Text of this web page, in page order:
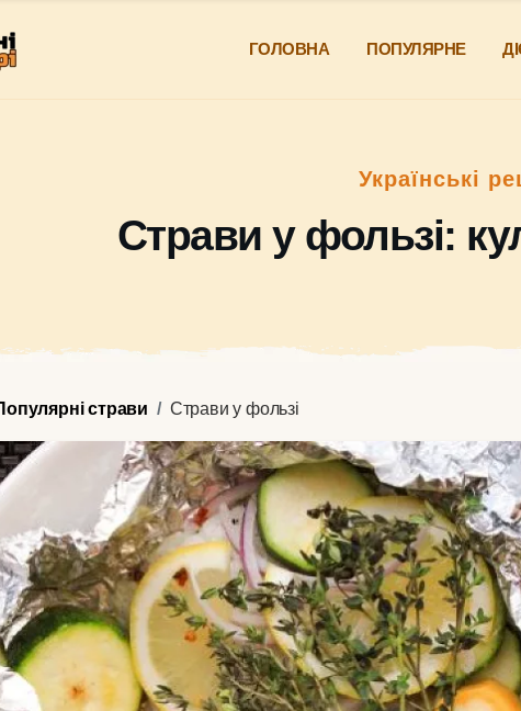
ГОЛОВНА ПОПУЛЯРНЕ
Українські
Страви у фользі:
страви Страви у фользі